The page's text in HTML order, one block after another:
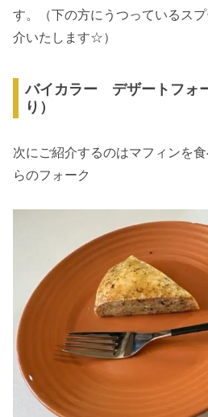
す。（下の方にうつっているス
介いたします☆）
バイカラー デザートフォ
り）
次にご紹介するのはマフィンを
らのフォーク